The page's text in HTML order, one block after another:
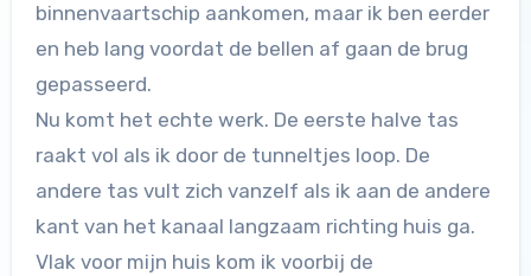
binnenvaartschip aankomen, maar ik ben eerder
en heb lang voordat de bellen af gaan de brug
gepasseerd.
Nu komt het echte werk. De eerste halve tas
raakt vol als ik door de tunneltjes loop. De
andere tas vult zich vanzelf als ik aan de andere
kant van het kanaal langzaam richting huis ga.
Vlak voor mijn huis kom ik voorbij de